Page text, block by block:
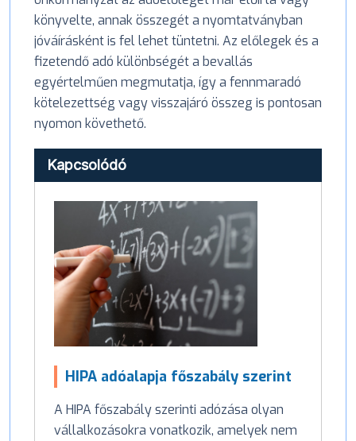
könyvelte, annak összegét a nyomtatványban
jóváírásként is fel lehet tüntetni. Az előlegek és a
fizetendő adó különbségét a bevallás
egyértelműen megmutatja, így a fennmaradó
kötelezettség vagy visszajáró összeg is pontosan
nyomon követhető.
Kapcsolódó
HIPA adóalapja főszabály szerint
A HIPA főszabály szerinti adózása olyan
vállalkozásokra vonatkozik, amelyek nem